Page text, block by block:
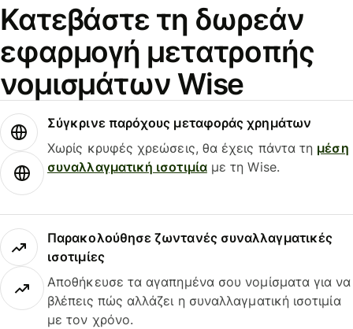
Κατεβάστε τη δωρεάν
εφαρμογή μετατροπής
νομισμάτων Wise
Σύγκρινε παρόχους μεταφοράς χρημάτων
Χωρίς κρυφές χρεώσεις, θα έχεις πάντα τη μέση
συναλλαγματική ισοτιμίαμε τη Wise.
Παρακολούθησε ζωντανές συναλλαγματικές
ισοτιμίες
Αποθήκευσε τα αγαπημένα σου νομίσματα για να
βλέπεις πώς αλλάζει η συναλλαγματική ισοτιμία
με τον χρόνο.